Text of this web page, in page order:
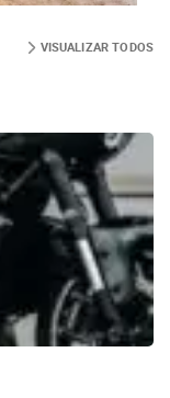
VISUALIZAR TODOS